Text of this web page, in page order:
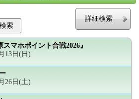
詳細検索
マホポイント合戦2026』
13日(日)
26日(土)